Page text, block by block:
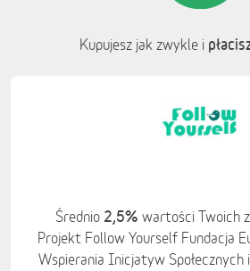
Kupujesz jak zwykle i
Średnio 2,5% wartości Twoich
Projekt Follow Yourself Fundacja
Wspierania Inicjatyw Społecznych